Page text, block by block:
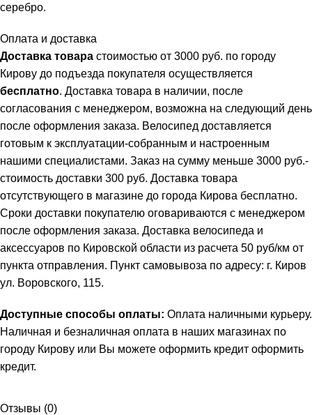
серебро.
Оплата и доставка
Доставка товара стоимостью от 3000 руб. по городу
Кирову до подъезда покупателя осуществляется
бесплатно. Доставка товара в наличии, после
согласования с менеджером, возможна на следующий день
после оформления заказа. Велосипед доставляется
готовым к эксплуатации-собранным и настроенным
нашими специалистами. Заказ на сумму меньше 3000 руб.-
стоимость доставки 300 руб. Доставка товара
отсутствующего в магазине до города Кирова бесплатно.
Сроки доставки покупателю оговариваются с менеджером
после оформления заказа. Доставка велосипеда и
аксессуаров по Кировской области из расчета 50 руб/км от
пункта отправления. Пункт самовывоза по адресу: г. Киров
ул. Воровского, 115.
Доступные способы оплаты: Оплата наличными курьеру.
Наличная и безналичная оплата в наших магазинах по
городу Кирову или Вы можете оформить кредит оформить
кредит.
Отзывы (0)